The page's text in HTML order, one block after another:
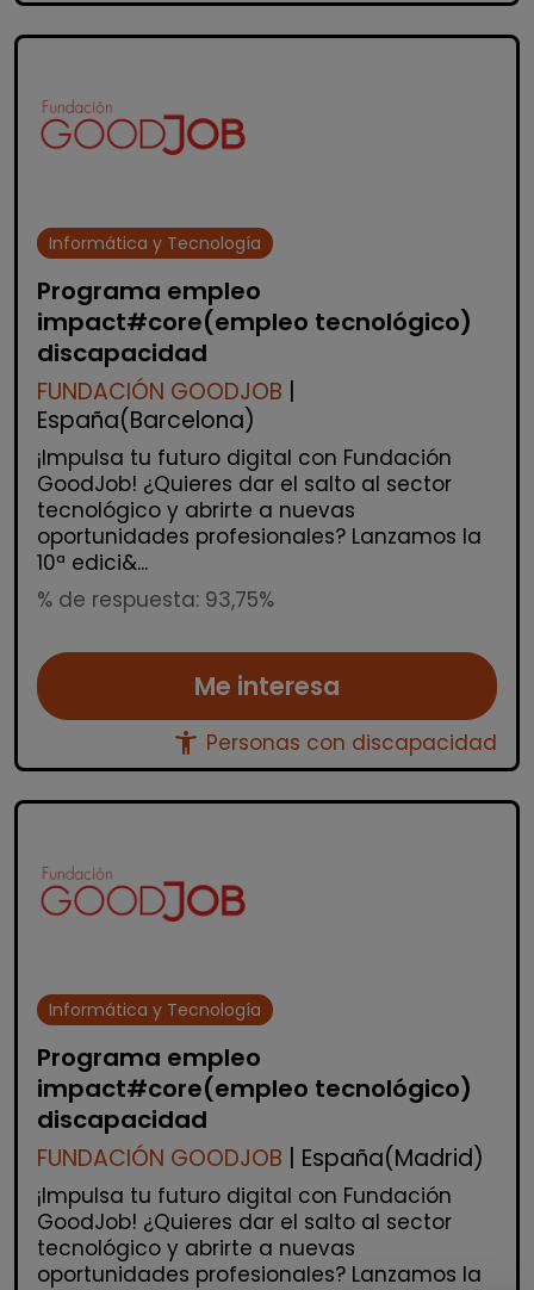
Informática y Tecnología
Programa empleo
impact#core(empleo tecnológico)
discapacidad
FUNDACIÓN GOODJOB
España(Barcelona)
¡Impulsa tu futuro digital con Fundación
GoodJob! ¿Quieres dar el salto al sector
tecnológico y abrirte a nuevas
oportunidades profesionales? Lanzamos la
10ª edici&...
% de respuesta: 93,75%
Me interesa
accessibility_new Personas con discapacidad
Informática y Tecnología
Programa empleo
impact#core(empleo tecnológico)
discapacidad
FUNDACIÓN GOODJOB | España(Madrid)
¡Impulsa tu futuro digital con Fundación
GoodJob! ¿Quieres dar el salto al sector
tecnológico y abrirte a nuevas
oportunidades profesionales? Lanzamos la